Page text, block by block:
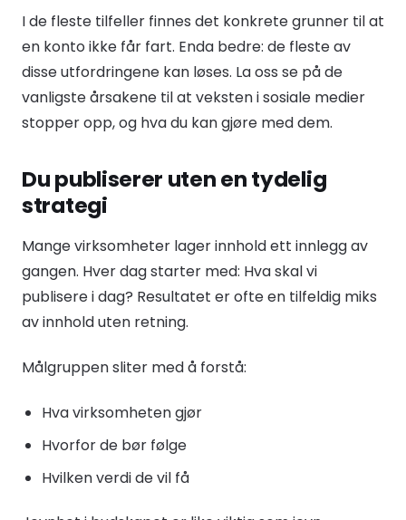
I de fleste tilfeller finnes det konkrete grunner til at
en konto ikke får fart. Enda bedre: de fleste av
disse utfordringene kan løses. La oss se på de
vanligste årsakene til at veksten i sosiale medier
stopper opp, og hva du kan gjøre med dem.
Du publiserer uten en tydelig
strategi
Mange virksomheter lager innhold ett innlegg av
gangen. Hver dag starter med: Hva skal vi
publisere i dag? Resultatet er ofte en tilfeldig miks
av innhold uten retning.
Målgruppen sliter med å forstå:
Hva virksomheten gjør
Hvorfor de bør følge
Hvilken verdi de vil få